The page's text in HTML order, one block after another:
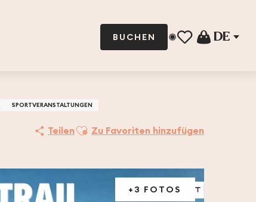
BUCHEN DE
SPORTVERANSTALTUNGEN
TeilenAjouter aux favoris
Zu Favoriten hinzufügen
+3 FOTOS